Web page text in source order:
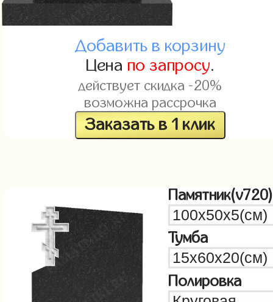
Добавить в корзину
Цена по запросу.
действует скидка -20%
возможна рассрочка
Заказать в 1 клик
Памятник(v720)
Тумба
Полировка